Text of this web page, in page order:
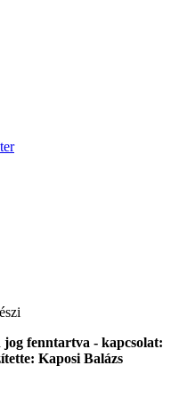
fenntartva - kapcsolat:
Kaposi Balázs